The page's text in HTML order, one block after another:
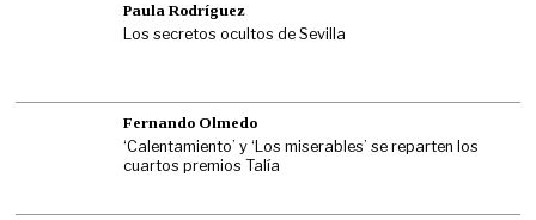
Paula Rodríguez
Los secretos ocultos de Sevilla
Fernando Olmedo
‘Calentamiento’ y ‘Los miserables’ se reparten los
cuartos premios Talía